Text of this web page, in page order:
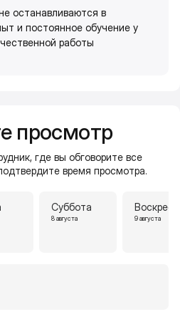
останавливаются в
и постоянное обучение у
работы
просмотр
где вы обговорите все
время просмотра.
Суббота
8 августа 9 августа